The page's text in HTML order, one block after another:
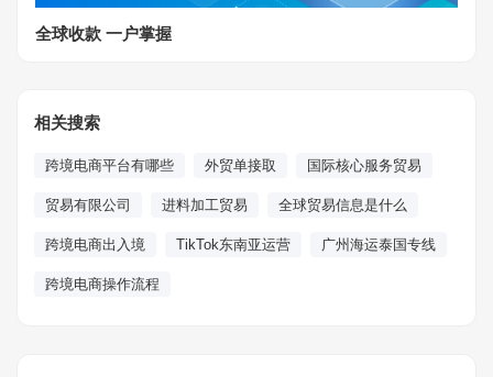
全球收款 一户掌握
相关搜索
跨境电商平台有哪些 外贸单接取 国际核心服务贸易
贸易有限公司 进料加工贸易 全球贸易信息是什么
跨境电商出入境 TikTok东南亚运营 广州海运泰国专线
跨境电商操作流程